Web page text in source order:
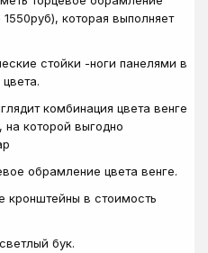
которая выполняет
стойки -ноги панелями в
комбинация цвета венге
которой выгодно
обрамление цвета венге.
в стоимость
бук.